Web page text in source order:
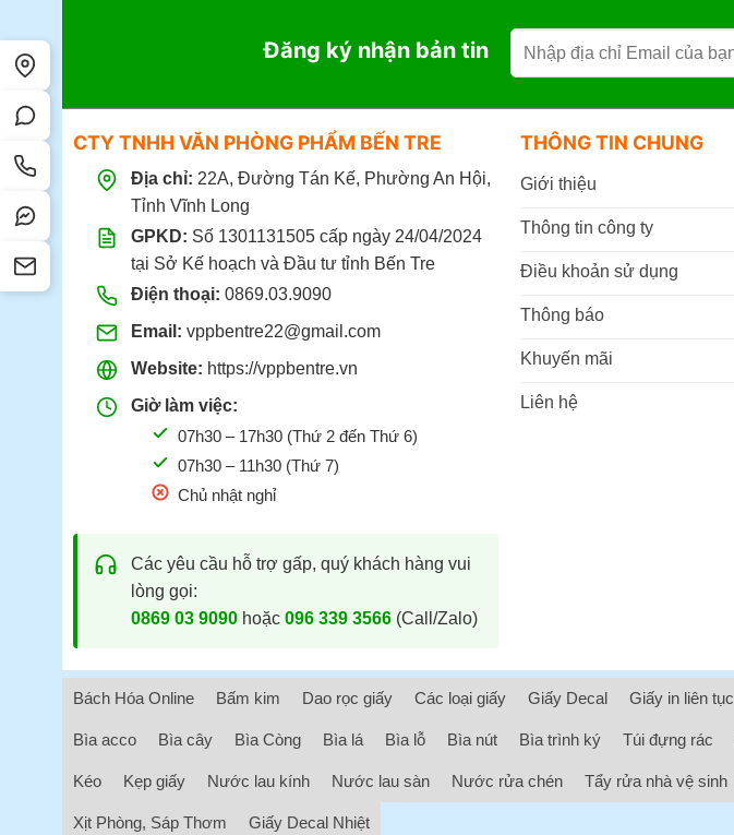
Đăng ký nhận bản tin
CTY TNHH VĂN PHÒNG PHẨM BẾN TRE
Địa chỉ: 22A, Đường Tán Kế, Phường An Hội,
Tỉnh Vĩnh Long
GPKD: Số 1301131505 cấp ngày 24/04/2024
tại Sở Kế hoạch và Đầu tư tỉnh Bến Tre
Điện thoại: 0869.03.9090
Email: vppbentre22@gmail.com
Website: https://vppbentre.vn
Giờ làm việc:
07h30 – 17h30 (Thứ 2 đến Thứ 6)
07h30 – 11h30 (Thứ 7)
Chủ nhật nghỉ
Các yêu cầu hỗ trợ gấp, quý khách hàng vui
lòng gọi:
0869 03 9090hoặc 096 339 3566(Call/Zalo)
THÔNG TIN CHUNG
Giới thiệu
Thông tin công ty
Điều khoản sử dụng
Thông báo
Khuyến mãi
Liên hệ
Bách Hóa Online Bấm kim Dao rọc giấy Các loại giấy Giấy Decal Giấy in liên tục
Bìa acco Bìa cây Bìa Còng Bìa lá Bìa lỗ Bìa nút Bìa trình ký Túi đựng rác
Kéo Kẹp giấy Nước lau kính Nước lau sàn Nước rửa chén Tẩy rửa nhà vệ sinh
Xịt Phòng, Sáp Thơm Giấy Decal Nhiệt